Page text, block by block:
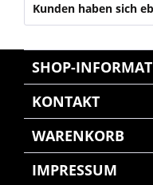
Kunden haben sich
SHOP-
KONTAKT
WARENKORB
IMPRESSUM